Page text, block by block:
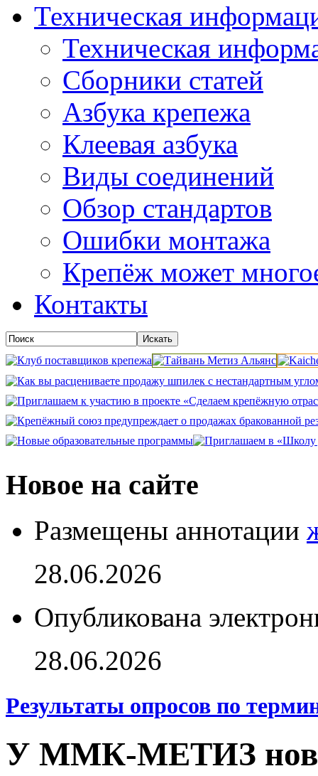
Техническая
Техническая
Сборники статей
Азбука крепежа
Клеевая азбука
Виды соединений
Обзор стандартов
Ошибки монтажа
Крепёж может
Контакты
Новое на сайте
Размещены аннотации
28.06.2026
Опубликована
28.06.2026
Результаты опросов по
У ММК-МЕТИЗ